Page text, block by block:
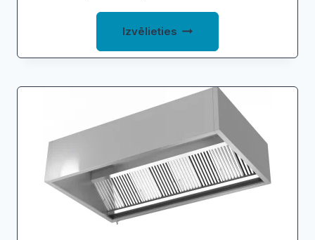
2499,99 €
Izvēlieties
has
variants.
The
options
may
be
chosen